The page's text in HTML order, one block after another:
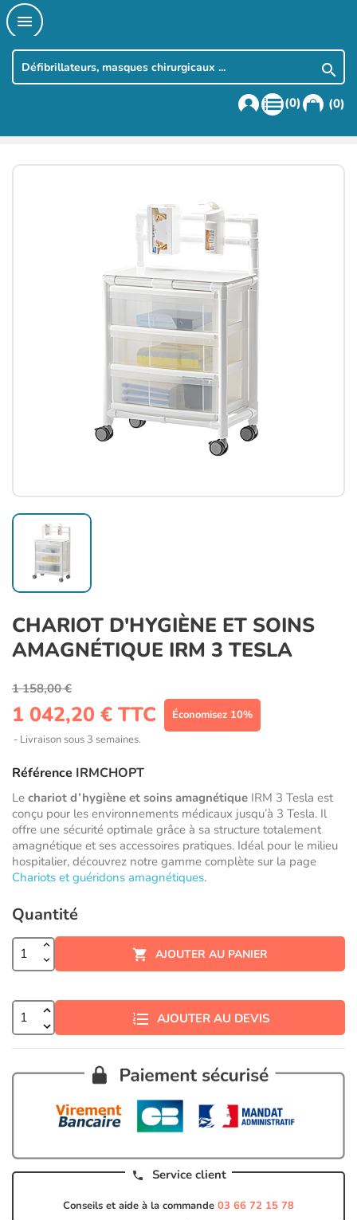


(0) (0)
CHARIOT D'HYGIÈNE ET SOINS
AMAGNÉTIQUE IRM 3 TESLA
1 158,00 €
1 042,20 € TTC
Économisez 10%
Livraison sous 3 semaines.
Référence IRMCHOPT
Le chariot d’hygiène et soins amagnétique IRM 3 Tesla est
conçu pour les environnements médicaux jusqu’à 3 Tesla. Il
offre une sécurité optimale grâce à sa structure totalement
amagnétique et ses accessoires pratiques. Idéal pour le milieu
hospitalier, découvrez notre gamme complète sur la page
Chariots et guéridons amagnétiques.
Quantité
 AJOUTER AU PANIER
AJOUTER AU DEVIS
call Service client
Conseils et aide à la commande 03 66 72 15 78